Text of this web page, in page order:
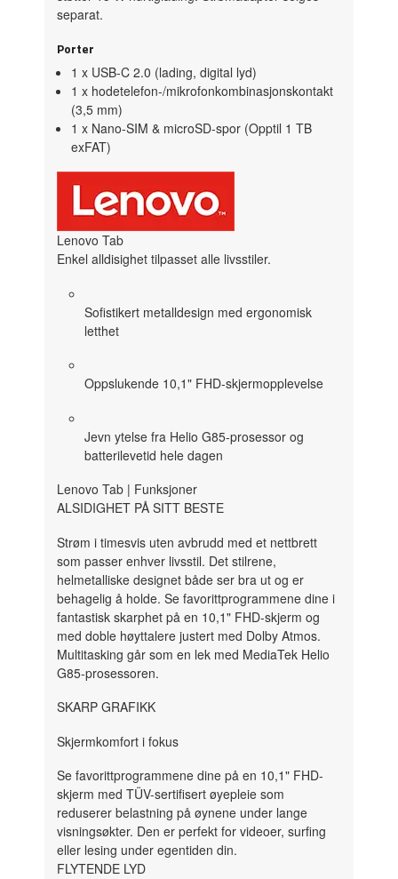
separat.
Porter
1 x USB-C 2.0 (lading, digital lyd)
1 x hodetelefon-/mikrofonkombinasjonskontakt
(3,5 mm)
1 x Nano-SIM & microSD-spor (Opptil 1 TB
exFAT)
Lenovo Tab
Enkel alldisighet tilpasset alle livsstiler.
Sofistikert metalldesign med ergonomisk
letthet
Oppslukende 10,1" FHD-skjermopplevelse
Jevn ytelse fra Helio G85-prosessor og
batterilevetid hele dagen
Lenovo Tab | Funksjoner
ALSIDIGHET PÅ SITT BESTE
Strøm i timesvis uten avbrudd med et nettbrett
som passer enhver livsstil. Det stilrene,
helmetalliske designet både ser bra ut og er
behagelig å holde. Se favorittprogrammene dine i
fantastisk skarphet på en 10,1" FHD-skjerm og
med doble høyttalere justert med Dolby Atmos.
Multitasking går som en lek med MediaTek Helio
G85-prosessoren.
SKARP GRAFIKK
Skjermkomfort i fokus
Se favorittprogrammene dine på en 10,1" FHD-
skjerm med TÜV-sertifisert øyepleie som
reduserer belastning på øynene under lange
visningsøkter. Den er perfekt for videoer, surfing
eller lesing under egentiden din.
FLYTENDE LYD